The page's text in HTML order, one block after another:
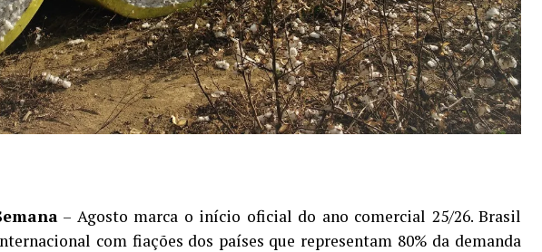
– Agosto marca o início oficial do ano comercial 25/26. Brasil
com fiações dos países que representam 80% da demanda